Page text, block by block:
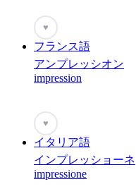
♥
フランス語
アンプレッシオン
impression
♥
イタリア語
インプレッショーネ
impressione